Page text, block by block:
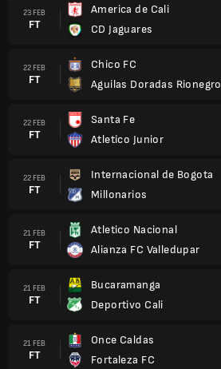
23 FEB
FT
America de Cali
CD Jaguares
22 FEB
FT
Chico FC
Aguilas Doradas Rionegro
22 FEB
FT
Santa Fe
Atletico Junior
22 FEB
FT
Internacional de Bogota
Millonarios
21 FEB
FT
Atletico Nacional
Alianza FC Valledupar
21 FEB
FT
Bucaramanga
Deportivo Cali
21 FEB
FT
Once Caldas
Fortaleza FC